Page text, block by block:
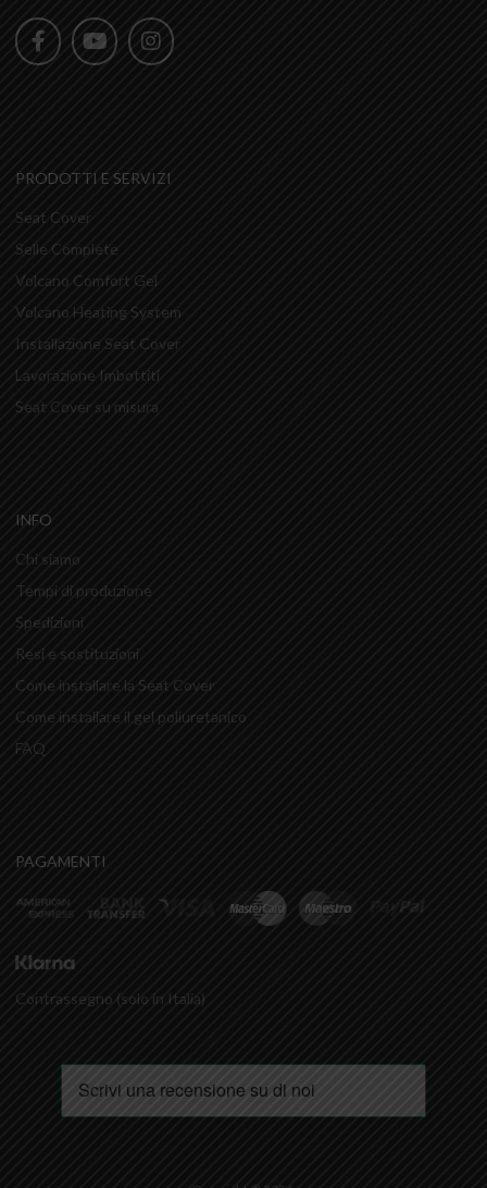
PRODOTTI E SERVIZI
Seat Cover
Selle Complete
Volcano Comfort Gel
Volcano Heating System
Installazione Seat Cover
Lavorazione Imbottiti
Seat Cover su misura
INFO
Chi siamo
Tempi di produzione
Spedizioni
Resi e sostituzioni
Come installare la Seat Cover
Come installare il gel poliuretanico
FAQ
PAGAMENTI
Contrassegno (solo in Italia)